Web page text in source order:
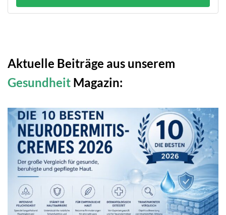
Aktuelle Beiträge aus unserem
Gesundheit Magazin: